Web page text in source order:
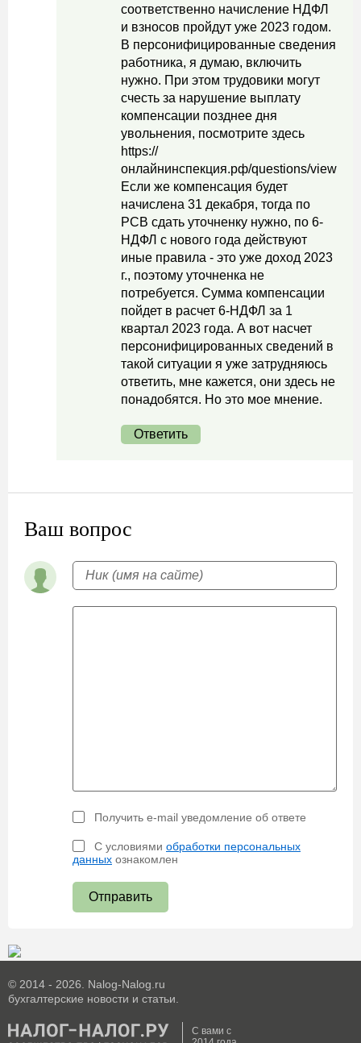
соответственно начисление НДФЛ
и взносов пройдут уже 2023 годом.
В персонифицированные сведения
работника, я думаю, включить
нужно. При этом трудовики могут
счесть за нарушение выплату
компенсации позднее дня
увольнения, посмотрите здесь
https://
онлайнинспекция.рф/questions/
Если же компенсация будет
начислена 31 декабря, тогда по
РСВ сдать уточненку нужно, по 6-
НДФЛ с нового года действуют
иные правила - это уже доход 2023
г., поэтому уточненка не
потребуется. Сумма компенсации
пойдет в расчет 6-НДФЛ за 1
квартал 2023 года. А вот насчет
персонифицированных сведений в
такой ситуации я уже затрудняюсь
ответить, мне кажется, они здесь не
понадобятся. Но это мое мнение.
Ответить
Ваш вопрос
Получить e-mail уведомление об ответе
С условиями обработки персональных
данных ознакомлен
Отправить
© 2014 - 2026. Nalog-Nalog.ru
бухгалтерские новости и статьи.
С вами с